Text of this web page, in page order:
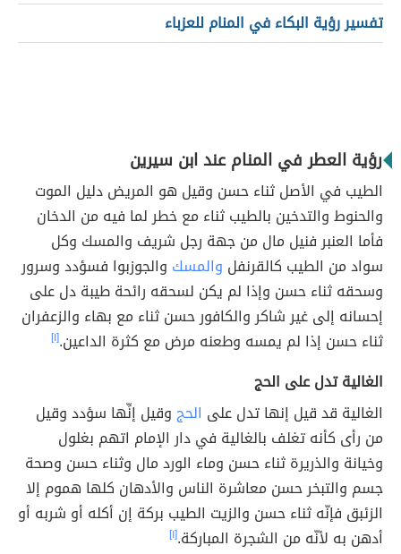
تفسير رؤية البكاء في المنام للعزباء
رؤية العطر في المنام عند ابن سيرين
الطيب في الأصل ثناء حسن وقيل هو المريض دليل الموت
والحنوط والتدخين بالطيب ثناء مع خطر لما فيه من الدخان
فأما العنبر فنيل مال من جهة رجل شريف والمسك وكل
سواد من الطيب كالقرنفل والمسك والجوزبوا فسؤدد وسرور
وسحقه ثناء حسن وإذا لم يكن لسحقه رائحة طيبة دل على
إحسانه إلى غير شاكر والكافور حسن ثناء مع بهاء والزعفران
ثناء حسن إذا لم يمسه وطعنه مرض مع كثرة الداعين.[١]
الغالية تدل على الحج
الغالية قد قيل إنها تدل على الحجوقيل إنِّها سؤدد وقيل
من رأى كأنه تغلف بالغالية في دار الإمام اتهم بغلول
وخيانة والذريرة ثناء حسن وماء الورد مال وثناء حسن وصحة
جسم والتبخر حسن معاشرة الناس والأدهان كلها هموم إلا
الزئبق فإنّه ثناء حسن والزيت الطيب بركة إن أكله أو شربه أو
أدهن به لأنّه من الشجرة المباركة.[١]